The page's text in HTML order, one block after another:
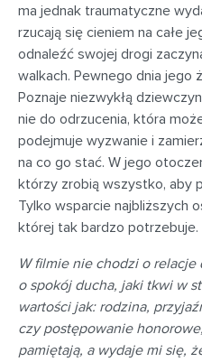
ma jednak traumatyczne
rzucają się cieniem na całe
odnaleźć swojej drogi
walkach. Pewnego dnia jego
Poznaje niezwykłą
nie do odrzucenia, która
podejmuje wyzwanie i
na co go stać. W jego
którzy zrobią wszystko, aby
Tylko wsparcie najbliższych
której tak bardzo potrzebuje.
W filmie nie chodzi o relacje
o spokój ducha, jaki tkwi w
wartości jak: rodzina,
czy postępowanie
pamiętają, a wydaje mi się,